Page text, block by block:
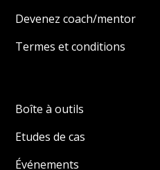
Devenez coach/mentor
Termes et conditions
Boîte à outils
Etudes de cas
Événements